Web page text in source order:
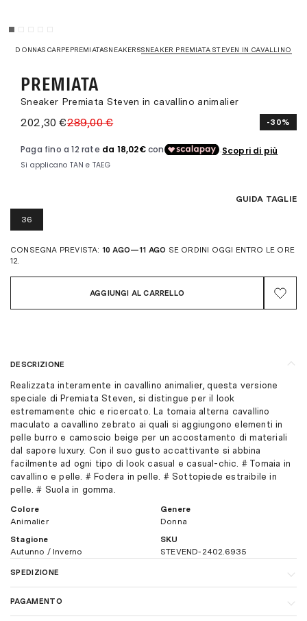
DONNASCARPEPREMIATASNEAKERSSNEAKER PREMIATA STEVEN IN CAVALLINO
PREMIATA
Sneaker Premiata Steven in cavallino animalier
202,30 €289,00 € -30%
GUIDA TAGLIE
36
CONSEGNA PREVISTA: 10 AGO—11 AGO SE ORDINI OGGI ENTRO LE ORE
12.
AGGIUNGI AL CARRELLO
DESCRIZIONE
Realizzata interamente in cavallino animalier, questa versione
speciale di Premiata Steven, si distingue per il look
estremamente chic e ricercato. La tomaia alterna cavallino
maculato a cavallino zebrato ai quali si aggiungono elementi in
pelle burro e camoscio beige per un accostamento di materiali
dal sapore luxury. Con il suo gusto accattivante si abbina
facilmente ad ogni tipo di look casual e casual-chic. # Tomaia in
cavallino e pelle. # Fodera in pelle. # Sottopiede estraibile in
pelle. # Suola in gomma.
Colore
Animalier
Genere
Donna
Stagione
Autunno / Inverno
SKU
STEVEND-2402.6935
SPEDIZIONE
tempi di consegna sono di 1-3 giorni lavorativi. Per maggiori
PAGAMENTO